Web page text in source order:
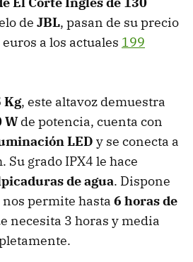
de JBL, pasan de su precio
a los actuales 199
Kg, este altavoz demuestra
Wde potencia, cuenta con
LED y se conecta a
Su grado IPX4 le hace
de agua. Dispone
permite hasta 6 horas de
necesita 3 horas y media